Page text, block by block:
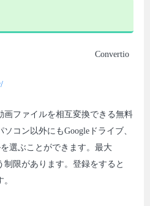
画ファイルを相互変換できる無料
コン以外にもGoogleドライブ、
選ぶことができます。最大
制限があります。登録をすると